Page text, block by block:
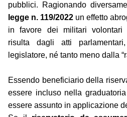
pubblici. Ragionando
legge n. 119/2022 un effetto
in favore dei militari volontari
risulta dagli atti
legislatore, né tanto meno dalla
Essendo beneficiario della
essere incluso nella
essere assunto in applicazione